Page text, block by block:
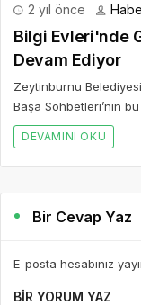
2 yıl önce
Bilgi Evleri'nde
Devam Ediyor
Zeytinburnu
Başa Sohbetleri’nin
DEVAMINI OKU
Bir Cevap Yaz
E-posta hesabınız
BIR YORUM YAZ